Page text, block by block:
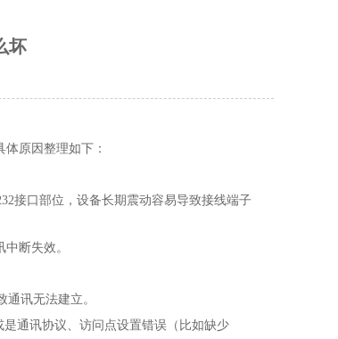
坏
原因整理如下：
接口部位，设备长期震动容易导致接线端子
断失效。
讯无法建立。
通讯协议、访问点设置错误（比如缺少